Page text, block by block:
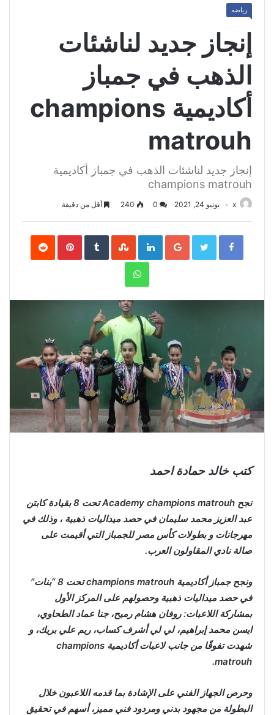
رياضه
إنجاز جديد لناشئات
الذهب في جمباز
أكاديمية champions
matrouh
إنجاز جديد لناشئات الذهب في جمباز أكاديمية
champions matrouh
x يونيو 24, 2021 240 أقل من دقيقة
Facebook
Twitter
Google+
LinkedIn
Pinterest
WhatsApp
كتب خالد حمادة احمد
نجح Academy champions matrouh تحت 8 بقيادة كابتن
عبد العزيز محمد سليمان في حصد ميداليات ذهبية ، وذلك في
مهرجانات و بطولات كأس مصر للجمباز التي أقيمت على
صالة نادي المقاولون العرب.
ونجح جمباز أكاديمية champions matrouh تحت 8 “بنات”
في حصد ميداليات ذهبية وحصولهم على المركز الأول
بمشاركة اللاعبات: روفان هشام رميح، جنا عماد الطحاوي،
ايسن محمد إبراهيم، لي لي أشرف كساب، ريم علي بريك، و
شهدت تفوقًا من جانب لاعبات أكاديمية champions
matrouh.
وحرص الجهاز الفني على الإشادة بما قدمه اللاعبون خلال
البطولة من مجهود بدني ومردود فني مميز، أسهم في تحقيق